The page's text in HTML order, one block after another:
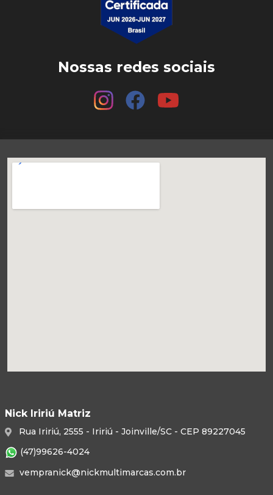
Nossas redes sociais
Nick Iririú Matriz
Rua Iririú, 2555 - Iririú - Joinville/SC - CEP 89227045
(47)99626-4024
vempranick@nickmultimarcas.com.br